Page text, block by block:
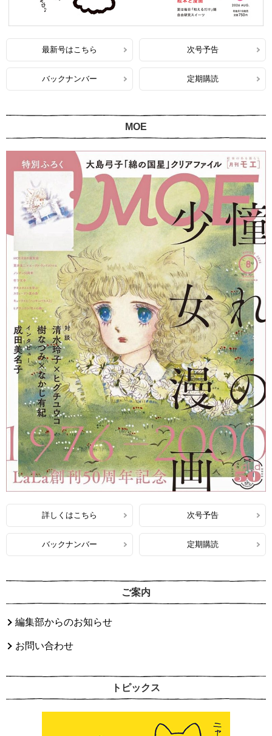
最新号はこちら 次号予告
バックナンバー 定期購読
MOE
詳しくはこちら 次号予告
バックナンバー 定期購読
ご案内
編集部からのお知らせ
お問い合わせ
トピックス